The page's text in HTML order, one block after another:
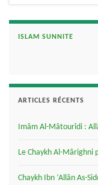
ISLAM SUNNITE
ARTICLES RÉCENTS
Imâm Al-Mâtourîdi :
Le Chaykh Al-Mârighni
Chaykh Ibn ‘Allân As-